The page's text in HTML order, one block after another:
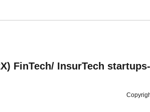
FinTech/ InsurTech